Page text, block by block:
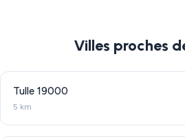
Villes proches
Tulle 19000
5 km